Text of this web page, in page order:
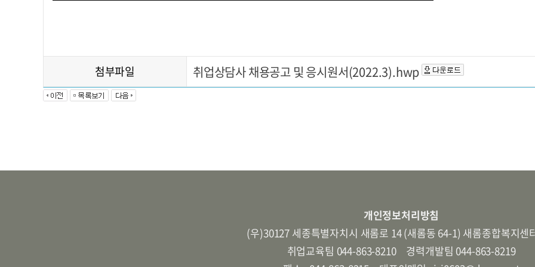
첨부파일 취업상담사 채용공고 및 응시원서(2022.3).hwp
개인정보처리방침
(우)30127 세종특별자치시 새롬로 14 (새롬동 64-1) 새롬종합복지센
취업교육팀 044-863-8210 경력개발팀 044-863-8219